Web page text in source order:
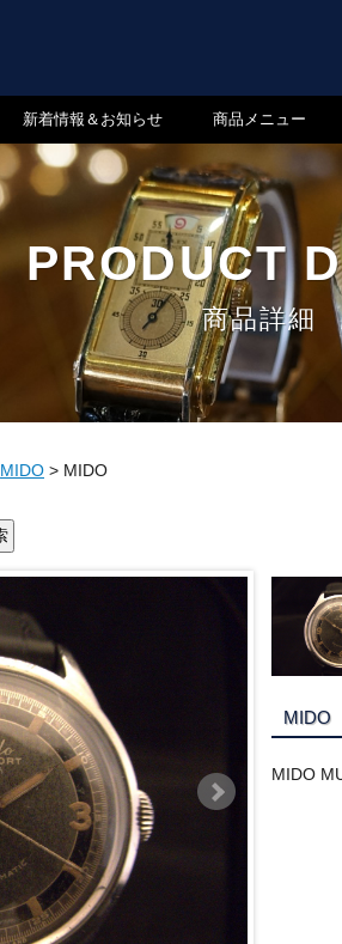
新着情報＆お知らせ 商品メニュー
PRODUCT
商品詳細
MIDO > MIDO
MIDO
MIDO